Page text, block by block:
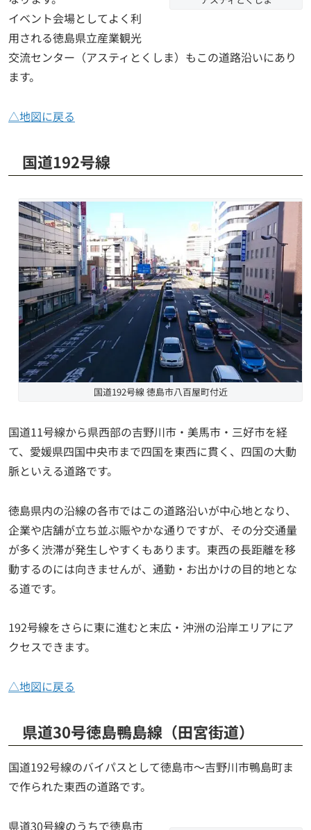
イベント会場としてよく利
用される徳島県立産業観光
交流センター（アスティとくしま）もこの道路沿いにあり
ます。
△地図に戻る
国道192号線
国道192号線 徳島市八百屋町付近
国道11号線から県西部の吉野川市・美馬市・三好市を経
て、愛媛県四国中央市まで四国を東西に貫く、四国の大動
脈といえる道路です。
徳島県内の沿線の各市ではこの道路沿いが中心地となり、
企業や店舗が立ち並ぶ賑やかな通りですが、その分交通量
が多く渋滞が発生しやすくもあります。東西の長距離を移
動するのには向きませんが、通勤・お出かけの目的地とな
る道です。
192号線をさらに東に進むと末広・沖洲の沿岸エリアにア
クセスできます。
△地図に戻る
県道30号徳島鴨島線（田宮街道）
国道192号線のバイパスとして徳島市～吉野川市鴨島町ま
で作られた東西の道路です。
県道30号線のうちで徳島市